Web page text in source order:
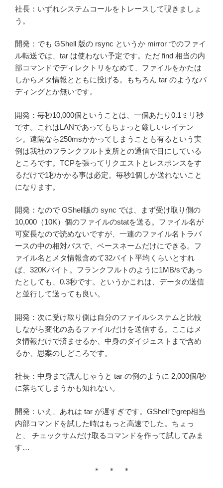
社長：いずれシステムコールをトレースして覗きましょ
う。
開発：でも GShell 版の rsync というか mirror でのファイ
ル転送では、tar は使わない予定です。ただ find 相当の内
部コマンドでディレクトリをなめて、ファイルをかたは
しからメタ情報とともに投げる。もちろん tar のようなパ
ディングとか無いです。
開発：毎秒10,000個ということは、一個あたり0.1ミリ秒
です。これはLANであってもちょっと厳しいレイテン
シ。遠隔なら250msかかってしまうことも有るという実
例は我社のフランクフルト支所との通信で目にしている
ところです。TCPを張ってリクエストとレスポンスをす
るだけで1秒かかる事は必定。毎秒1個しか送れないこと
になります。
開発：なので GShell版の sync では、まず受け取り側の
10,000（10K）個のファイルのstatを送る。ファイル名が
可変長なので読めないですが、一連のファイル名トラバ
ースの中の相対パスで、ベースネームだけにできる。フ
ァイル名とメタ情報含めて32バイト平均くらいとすれ
ば、320Kバイト。フランクフルトのように1MB/sであっ
たとしても、0.3秒です。というかこれは、データの送信
と並行して送っても良い。
開発：次に受け取り側は自分のファイルシステムと比較
しながら変化のあるファイルだけを送信する。ここはメ
タ情報だけで済ませるか、中身のダイジェストまで含め
るか、思案のしどころです。
社長：中身まで読んじゃうと tar の例のように 2,000個/秒
に落ちてしまうかも知れない。
開発：いえ、あれは tar が遅すぎです。GShellでgrep相当
内部コマンドを試した時はもっと高速でした。ちょっ
と、 チェックサムだけ取るコマンドを作って試してみま
す…
＊ ＊ ＊